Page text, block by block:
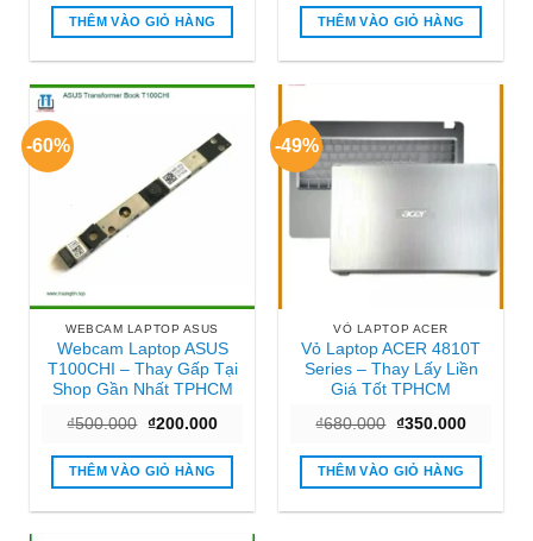
₫650.000.
₫350.000.
THÊM VÀO GIỎ HÀNG
₫350.000.
THÊM VÀO GIỎ HÀNG
-60%
WEBCAM LAPTOP ASUS
Webcam Laptop ASUS
T100CHI – Thay Gấp Tại
Shop Gần Nhất TPHCM
₫500.000 Giá
là:
₫500.000.
₫200.000Giá
tại
₫200.000.
THÊM VÀO GIỎ HÀNG
-49%
VỎ LAPTOP ACER
Vỏ Laptop ACER 4810T
Series – Thay Lấy Liền
Giá Tốt TPHCM
₫680.000 Giá
là:
₫680.000.
₫350.000Giá
tại
THÊM VÀO GIỎ HÀNG